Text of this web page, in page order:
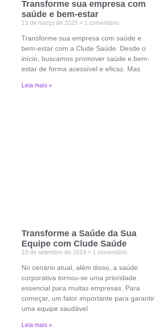
Transforme sua empresa com
saúde e bem-estar
13 de março de 2025 1 comentário
Transforme sua empresa com saúde e
bem-estar com a Clude Saúde. Desde o
início, buscamos promover saúde e bem-
estar de forma acessível e eficaz. Mas
Leia mais »
Transforme a Saúde da Sua
Equipe com Clude Saúde
10 de setembro de 2024 1 comentário
No cenário atual, além disso, a saúde
corporativa tornou-se uma prioridade
essencial para muitas empresas. Para
começar, um fator importante para garantir
uma equipe saudável
Leia mais »